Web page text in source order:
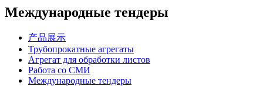
Международные тендеры
产品展示
Трубопрокатные агрегаты
Агрегат для обработки листов
Работа со СМИ
Международные тендеры